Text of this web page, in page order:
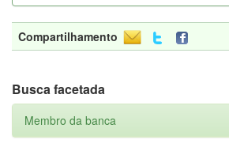
Compartilhamento
Busca facetada
Membro da banca